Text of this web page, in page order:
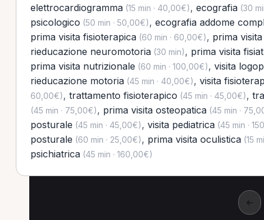
elettrocardiogramma(15 min · 40,00€), ecografia(30
psicologico (50 min · 50,00€), ecografia addome
prima visita fisioterapica(60 min · 60,00€), prima
rieducazione neuromotoria(30 min), prima visita
prima visita nutrizionale (60 min · 100,00€), visita
rieducazione motoria(45 min · 40,00€), visita
60,00€), trattamento fisioterapico (45 min · 45,00€),
(45 min · 75,00€), prima visita osteopatica(45 min ·
posturale (45 min · 45,00€), visita pediatrica(45 min ·
posturale (60 min · 25,00€), prima visita oculistica(15
psichiatrica(45 min · 160,00€)
←